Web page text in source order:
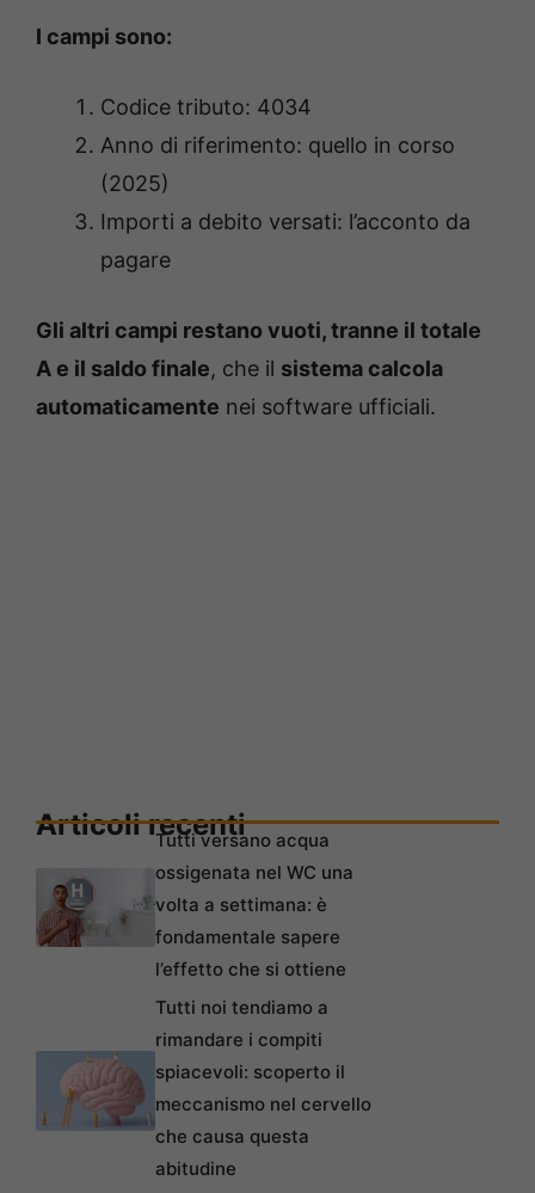
I campi sono:
Codice tributo: 4034
Anno di riferimento: quello in corso
(2025)
Importi a debito versati: l’acconto da
pagare
Gli altri campi restano vuoti, tranne il totale
A e il saldo finale, che il sistema calcola
automaticamente nei software ufficiali.
Articoli recenti
Tutti versano acqua
ossigenata nel WC una
volta a settimana: è
fondamentale sapere
l’effetto che si ottiene
Tutti noi tendiamo a
rimandare i compiti
spiacevoli: scoperto il
meccanismo nel cervello
che causa questa
abitudine